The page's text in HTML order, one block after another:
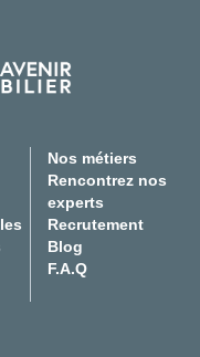
Nos métiers
Rencontrez nos
experts
Recrutement
Blog
F.A.Q